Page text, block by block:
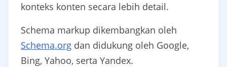
konteks konten secara lebih detail.
Schema markup dikembangkan oleh
Schema.org dan didukung oleh Google,
Bing, Yahoo, serta Yandex.